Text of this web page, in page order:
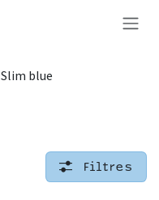
Slim blue
Filtres